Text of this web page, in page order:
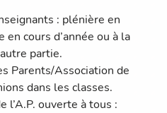
: plénière en
en cours d’année ou à la
partie.
Parents/Association de
dans les classes.
ouverte à tous :